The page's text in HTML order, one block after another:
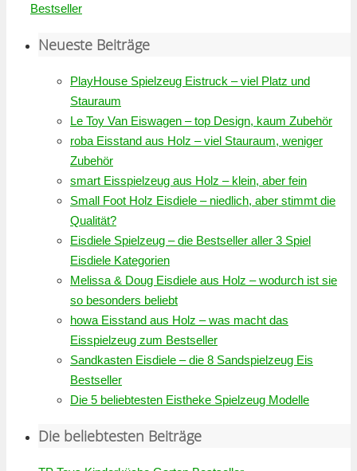
Bestseller
Neueste Beiträge
PlayHouse Spielzeug Eistruck – viel Platz und
Stauraum
Le Toy Van Eiswagen – top Design, kaum Zubehör
roba Eisstand aus Holz – viel Stauraum, weniger
Zubehör
smart Eisspielzeug aus Holz – klein, aber fein
Small Foot Holz Eisdiele – niedlich, aber stimmt die
Qualität?
Eisdiele Spielzeug – die Bestseller aller 3 Spiel
Eisdiele Kategorien
Melissa & Doug Eisdiele aus Holz – wodurch ist sie
so besonders beliebt
howa Eisstand aus Holz – was macht das
Eisspielzeug zum Bestseller
Sandkasten Eisdiele – die 8 Sandspielzeug Eis
Bestseller
Die 5 beliebtesten Eistheke Spielzeug Modelle
Die beliebtesten Beiträge